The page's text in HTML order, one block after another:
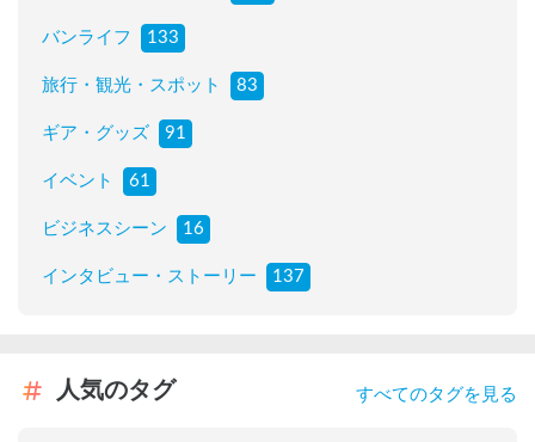
バンライフ 133
旅行・観光・スポット 83
ギア・グッズ 91
イベント 61
ビジネスシーン 16
インタビュー・ストーリー 137
人気のタグ すべてのタグを見る